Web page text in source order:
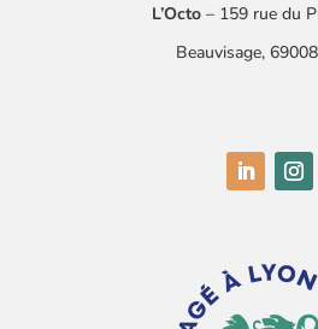
L’Octo– 159 rue du
Beauvisage,